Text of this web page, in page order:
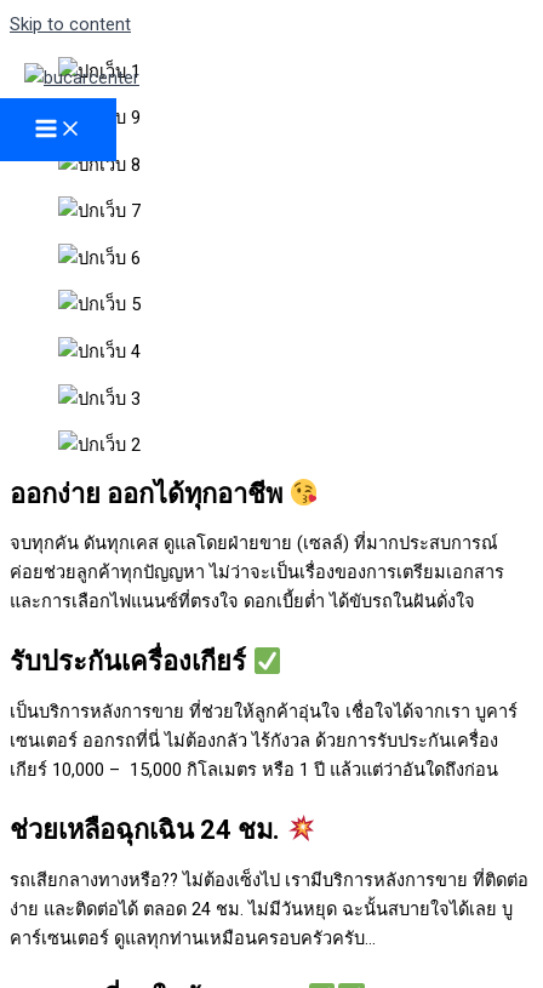
Skip to content
ออกง่าย ออกได้ทุกอาชีพ
จบทุกคัน ดันทุกเคส ดูแลโดยฝ่ายขาย (เซลล์) ที่มากประสบการณ์
ค่อยช่วยลูกค้าทุกปัญญหา ไม่ว่าจะเป็นเรื่องของการเตรียมเอกสาร
และการเลือกไฟแนนซ์ที่ตรงใจ ดอกเบี้ยต่ำ ได้ขับรถในฝันดั่งใจ
รับประกันเครื่องเกียร์
เป็นบริการหลังการขาย ที่ช่วยให้ลูกค้าอุ่นใจ เชื่อใจได้จากเรา บูคาร์
เซนเตอร์ ออกรถที่นี่ ไม่ต้องกลัว ไร้กังวล ด้วยการรับประกันเครื่อง
เกียร์ 10,000 – 15,000 กิโลเมตร หรือ 1 ปี แล้วแต่ว่าอันใดถึงก่อน
ช่วยเหลือฉุกเฉิน 24 ชม.
รถเสียกลางทางหรือ?? ไม่ต้องเซ็งไป เรามีบริการหลังการขาย ที่ติดต่อ
ง่าย และติดต่อได้ ตลอด 24 ชม. ไม่มีวันหยุด ฉะนั้นสบายใจได้เลย บู
คาร์เซนเตอร์ ดูแลทุกท่านเหมือนครอบครัวครับ…